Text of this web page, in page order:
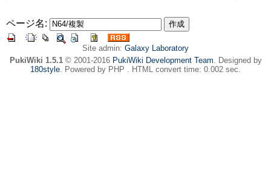
ページ名:
Site admin: Galaxy Laboratory
PukiWiki 1.5.1© 2001-2016 PukiWiki Development Team. Designed by
180style. Powered by PHP . HTML convert time: 0.002 sec.